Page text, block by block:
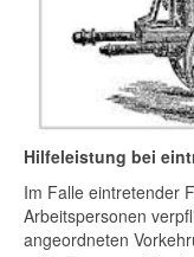
Hilfeleistung bei
Im Falle eintretender
Arbeitspersonen
angeordneten